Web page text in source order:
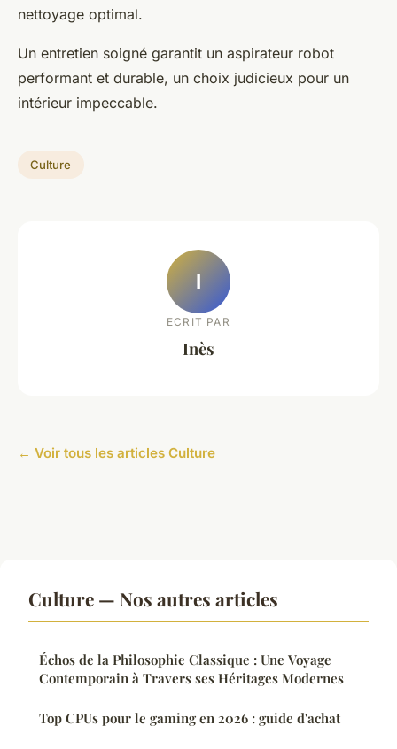
nettoyage optimal.
Un entretien soigné garantit un aspirateur robot
performant et durable, un choix judicieux pour un
intérieur impeccable.
Culture
I
ECRIT PAR
Inès
← Voir tous les articles Culture
Culture — Nos autres articles
Échos de la Philosophie Classique : Une Voyage
Contemporain à Travers ses Héritages Modernes
Top CPUs pour le gaming en 2026 : guide d'achat